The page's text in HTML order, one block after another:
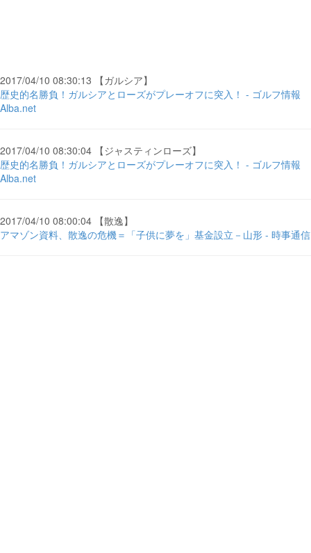
2017/04/10 08:30:13 【ガルシア】
歴史的名勝負！ガルシアとローズがプレーオフに突入！ - ゴルフ情報
Alba.net
2017/04/10 08:30:04 【ジャスティンローズ】
歴史的名勝負！ガルシアとローズがプレーオフに突入！ - ゴルフ情報
Alba.net
2017/04/10 08:00:04 【散逸】
アマゾン資料、散逸の危機＝「子供に夢を」基金設立－山形 - 時事通信